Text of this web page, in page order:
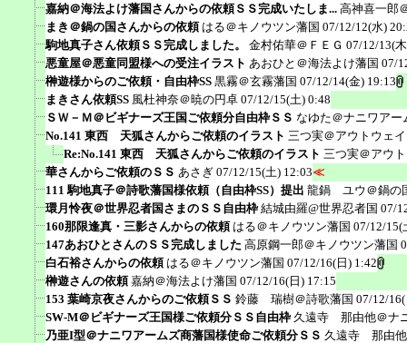
嘉納＠海法よけ藩国さんからの依頼ＳＳ完成いたしま... 高神喜一郎
まき＠鍋の国さんからの依頼 はる＠キノウツン藩国 07/12/12(水)
駒地真子さん依頼ＳＳ完成しました。
金村佑華＠ＦＥＧ 07/12/13(
悪童屋＠悪童同盟様への受注イラスト あおひと＠海法よけ藩国 07/
榊遊様からのご依頼・自由枠SS 黒霧＠玄霧藩国 07/12/14(金) 19:13
まきさん依頼SS 風杜神奈＠暁の円卓 07/12/15(土) 0:48
ＳＷ－Ｍ＠ビギナーズ王国ご依頼分自由枠ＳＳ なゆた＠ナニワアー
No.141 東西 天狐さんからご依頼のイラスト 三つ実＠アウトウェイ
Re:No.141 東西 天狐さんからご依頼のイラスト 三つ実＠アウ
華さんからご依頼のＳＳ あさぎ 07/12/15(土) 12:03≪
111 駒地真子＠詩歌藩国様依頼（自由枠SS）提出 龍鍋 ユウ＠鍋の
環月怜夜＠世界忍者国さまのＳＳ自由枠 結城由羅@世界忍者国 07/
160那限逢真・三影さんからの依頼 はる＠キノウツン藩国 07/12/15(
147あおひとさんのＳＳ完成しました 高原鋼一郎＠キノウツン藩国
白石裕さんからの依頼 はる＠キノウツン藩国 07/12/16(日) 1:42
榊遊さんの依頼 嘉納＠海法よけ藩国 07/12/16(日) 17:15
153 葉崎京夜さんからのご依頼ＳＳ 鈴藤 瑞樹＠詩歌藩国 07/12/
SW-M＠ビギナーズ王国様ご依頼分ＳＳ自由枠 久遠寺 那由他＠ナ
乃亜I型＠ナニワアームズ商藩国様使命ご依頼分ＳＳ 久遠寺 那由他